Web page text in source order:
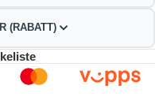
(RABATT)
3-4
306.74